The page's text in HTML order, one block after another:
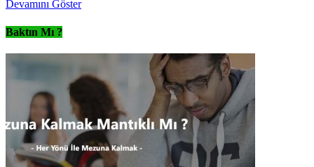
Devamını Göster
Baktın Mı ?